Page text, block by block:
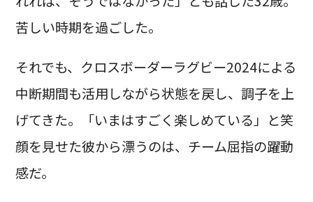
苦しい時期を過ごした。
それでも、クロスボーダーラグビー2024による
中断期間も活用しながら状態を戻し、調子を上
げてきた。「いまはすごく楽しめている」と笑
顔を見せた彼から漂うのは、チーム屈指の躍動
感だ。